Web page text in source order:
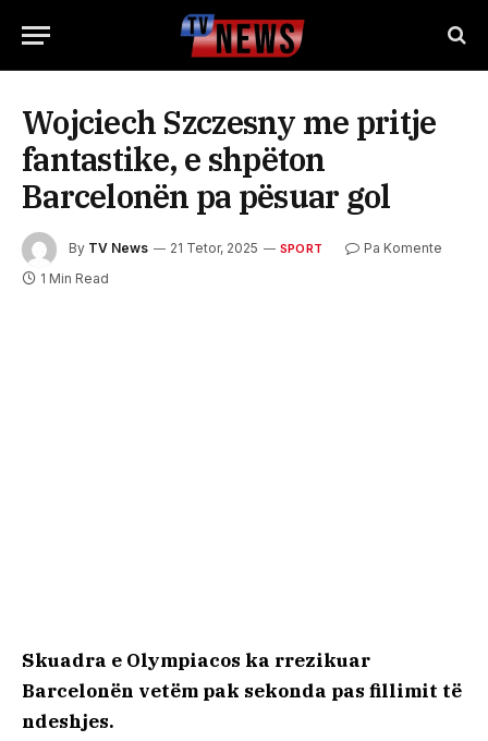
Wojciech Szczesny me pritje
fantastike, e shpëton
Barcelonën pa pësuar gol
By TV News 21 Tetor, 2025 SPORT
Pa Komente
1 Min Read
Skuadra e Olympiacos ka rrezikuar
Barcelonën vetëm pak sekonda pas fillimit të
ndeshjes.